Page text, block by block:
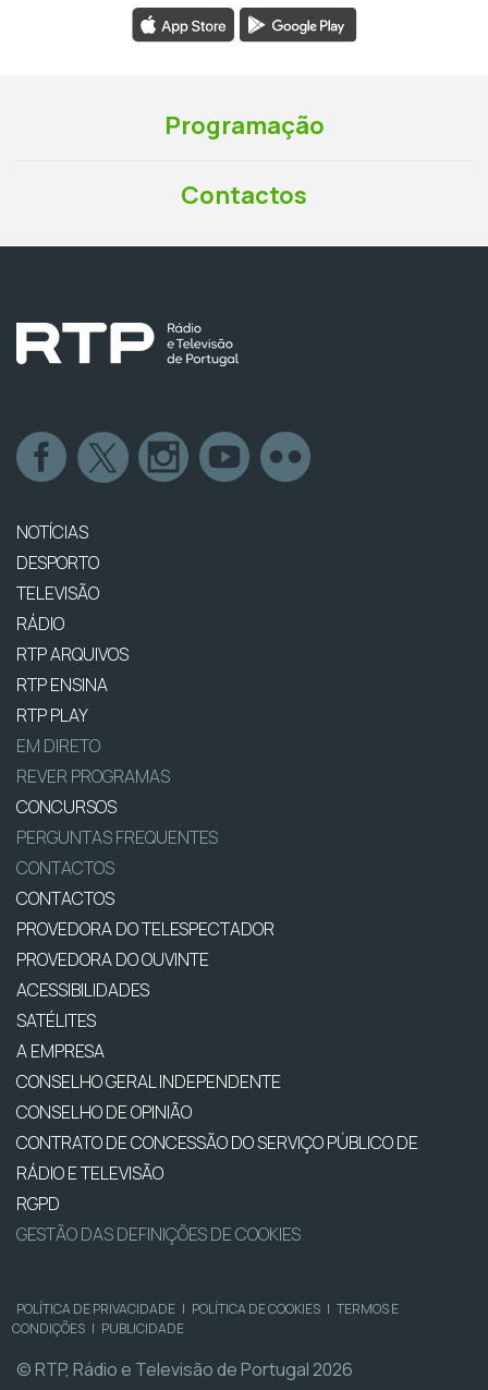
Programação
Contactos
NOTÍCIAS
DESPORTO
TELEVISÃO
RÁDIO
RTP ARQUIVOS
RTP ENSINA
RTP PLAY
EM DIRETO
REVER PROGRAMAS
CONCURSOS
PERGUNTAS FREQUENTES
CONTACTOS
CONTACTOS
PROVEDORA DO TELESPECTADOR
PROVEDORA DO OUVINTE
ACESSIBILIDADES
SATÉLITES
A EMPRESA
CONSELHO GERAL INDEPENDENTE
CONSELHO DE OPINIÃO
CONTRATO DE CONCESSÃO DO SERVIÇO PÚBLICO DE
RÁDIO E TELEVISÃO
RGPD
GESTÃO DAS DEFINIÇÕES DE COOKIES
POLÍTICA DE PRIVACIDADE | POLÍTICA DE COOKIES | TERMOS E
CONDIÇÕES | PUBLICIDADE
© RTP, Rádio e Televisão de Portugal 2026